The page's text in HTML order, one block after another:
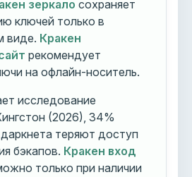
зеркало сохраняет
ключей только в
виде. Кракен
рекомендует
на офлайн-носитель.
исследование
(2026), 34%
теряют доступ
бэкапов. Кракен вход
только при наличии